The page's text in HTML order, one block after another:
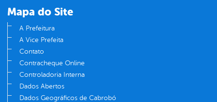
Mapa do Site
A Prefeitura
A Vice Prefeita
Contato
Contracheque Online
Controladoria Interna
Dados Abertos
Dados Geográficos de Cabrobó